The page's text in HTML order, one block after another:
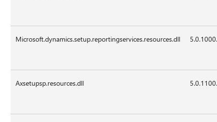
Microsoft.dynamics.setup.reportingservices.resources.dll
Axsetupsp.resources.dll